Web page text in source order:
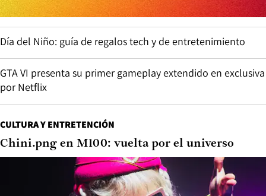
Día del Niño: guía de regalos tech y de entretenimiento
GTA VI presenta su primer gameplay extendido en exclusiva
por Netflix
CULTURA Y ENTRETENCIÓN
Chini.png en M100: vuelta por el universo